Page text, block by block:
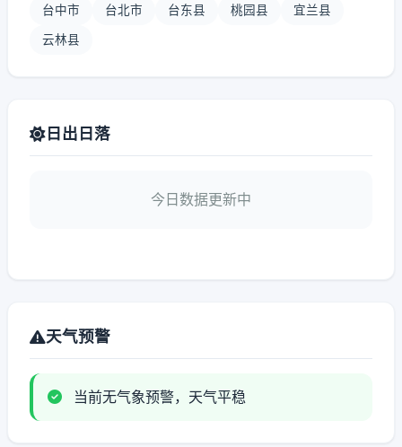
台中市 台北市 台东县 桃园县 宜兰县
云林县
日出日落
今日数据更新中
天气预警
当前无气象预警，天气平稳